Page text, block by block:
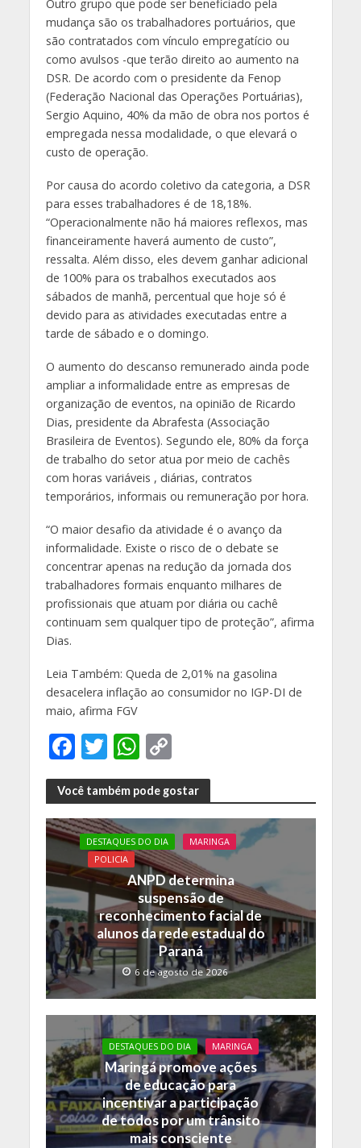
Outro grupo que pode ser beneficiado pela
mudança são os trabalhadores portuários, que
são contratados com vínculo empregatício ou
como avulsos -que terão direito ao aumento na
DSR. De acordo com o presidente da Fenop
(Federação Nacional das Operações Portuárias),
Sergio Aquino, 40% da mão de obra nos portos é
empregada nessa modalidade, o que elevará o
custo de operação.
Por causa do acordo coletivo da categoria, a DSR
para esses trabalhadores é de 18,18%.
“Operacionalmente não há maiores reflexos, mas
financeiramente haverá aumento de custo”,
ressalta. Além disso, eles devem ganhar adicional
de 100% para os trabalhos executados aos
sábados de manhã, percentual que hoje só é
devido para as atividades executadas entre a
tarde de sábado e o domingo.
O aumento do descanso remunerado ainda pode
ampliar a informalidade entre as empresas de
organização de eventos, na opinião de Ricardo
Dias, presidente da Abrafesta (Associação
Brasileira de Eventos). Segundo ele, 80% da força
de trabalho do setor atua por meio de cachês
com horas variáveis , diárias, contratos
temporários, informais ou remuneração por hora.
“O maior desafio da atividade é o avanço da
informalidade. Existe o risco de o debate se
concentrar apenas na redução da jornada dos
trabalhadores formais enquanto milhares de
profissionais que atuam por diária ou cachê
continuam sem qualquer tipo de proteção”, afirma
Dias.
Leia Também: Queda de 2,01% na gasolina
desacelera inflação ao consumidor no IGP-DI de
maio, afirma FGV
F
ac
e
b
o
o
k
T
w
itt
er
W
h
at
s
A
p
p
C
o
p
y
Li
n
k
Você também pode gostar
DESTAQUES DO DIA
MARINGA
POLICIA
ANPD determina
suspensão de
reconhecimento facial de
alunos da rede estadual do
Paraná
6 de agosto de 2026
DESTAQUES DO DIA MARINGA
Maringá promove ações
de educação para
incentivar a participação
de todos por um trânsito
mais consciente